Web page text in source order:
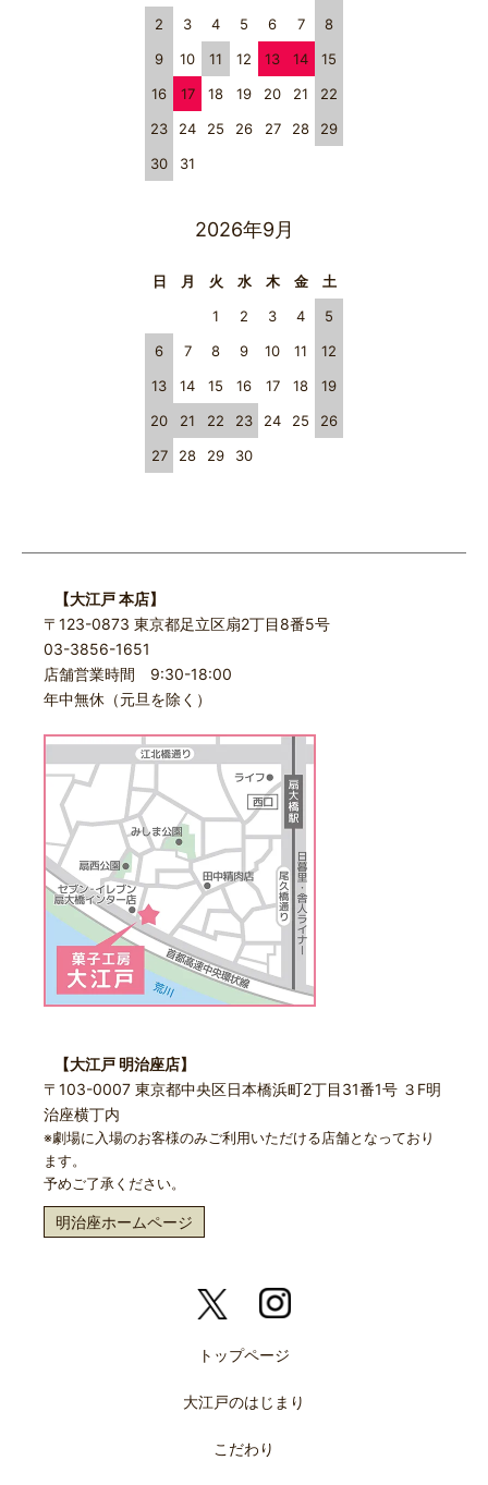
2
3 4 5 6 7
8
9
10 11 12 13 14
15
16
17 18 19 20 21
22
23
24 25 26 27 28
29
30
31
2026年9月
日 月 火 水 木 金
土
1
2 3 4
5
6
7 8 9 10 11
12
13
14 15 16 17 18
19
20
21 22 23 24 25
26
27
28 29 30
【大江戸 本店】
〒123-0873 東京都足立区扇2丁目8番5号
03-3856-1651
店舗営業時間 9:30-18:00
年中無休（元旦を除く）
【大江戸 明治座店】
〒103-0007 東京都中央区日本橋浜町2丁目31番1号 ３F明
治座横丁内
※劇場に入場のお客様のみご利用いただける店舗となっており
ます。
予めご了承ください。
明治座ホームページ
トップページ
大江戸のはじまり
こだわり